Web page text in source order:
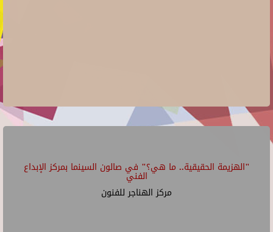
"الهزيمة الحقيقية.. ما هي؟" في صالون السينما بمركز الإبداع
الفني
مركز الهناجر للفنون